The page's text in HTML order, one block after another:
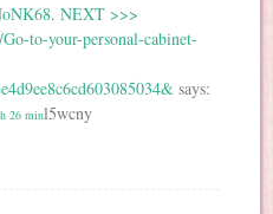
NEXT >>>
to-your-personal-cabinet-
says:
26 minl5wcny